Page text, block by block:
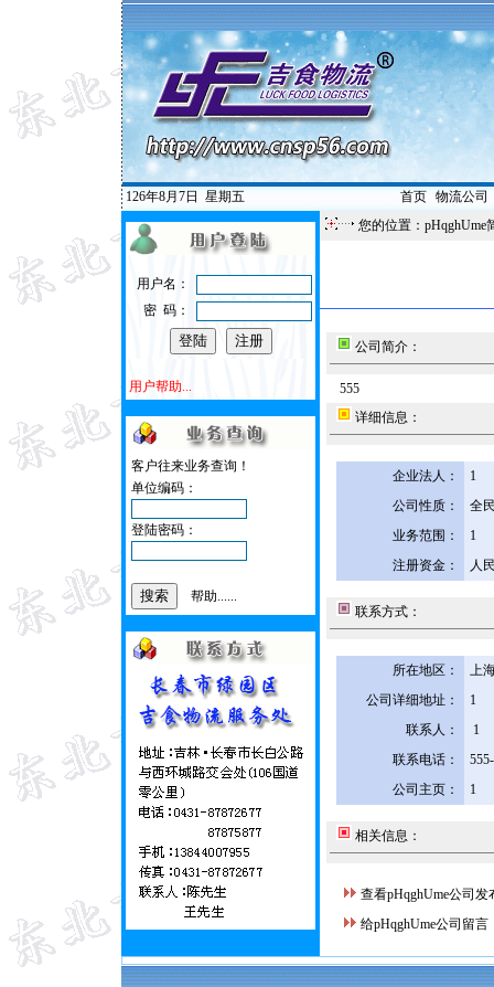
126年8月7日 星期五 首页| 物流公司
用户名：
密 码：
用户帮助...
客户往来业务查询！
单位编码：
登陆密码：
帮助......
您的位置：pHqghUme
公司简介：
555
详细信息：
企业法人：
1
公司性质：
全
业务范围：
1
注册资金：
人
联系方式：
所在地区：
上
公司详细地址：
1
联系人：
1
联系电话：
公司主页：
1
相关信息：
查看pHqghUme公司发
给pHqghUme公司留言